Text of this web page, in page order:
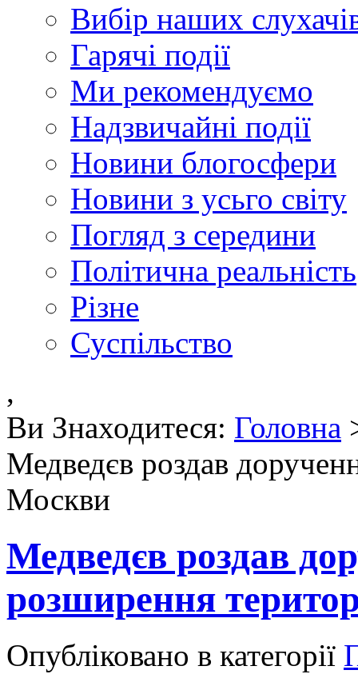
Вибір наших
Гарячі події
Ми рекомендуємо
Надзвичайні події
Новини блогосфери
Новини з усьго світу
Погляд з середини
Політична реальність
Різне
Суспільство
,
Ви Знаходитеся: Головна
Медведєв роздав
Москви
Медведєв роздав
розширення
Опубліковано в категорії